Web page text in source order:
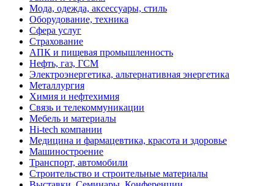
Мода, одежда, аксессуары, стиль
Оборудование, техника
Сфера услуг
Страхование
АПК и пищевая промышленность
Нефть, газ, ГСМ
Электроэнергетика, альтернативная энергетика
Металлургия
Химия и нефтехимия
Связь и телекоммуникации
Мебель и материалы
Hi-tech компании
Медицина и фармацевтика, красота и здоровье
Машиностроение
Транспорт, автомобили
Строительство и строительные материалы